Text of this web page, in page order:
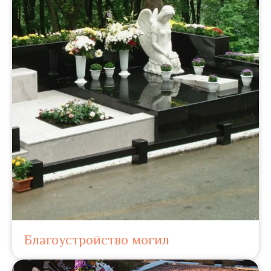
Благоустройство могил